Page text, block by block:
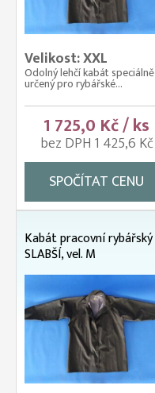
Velikost: XXL
Odolný lehčí kabát speciálně
určený pro rybářské...
1 725,0 Kč / ks
bez DPH 1 425,6 Kč
SPOČÍTAT CENU
Kabát pracovní rybářský
SLABŠÍ, vel. M